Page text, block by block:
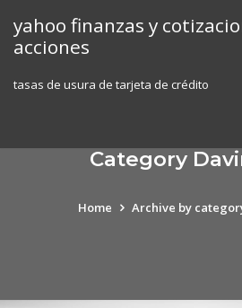
content
yahoo finanzas y
acciones
tasas de usura de tarjeta de crédito
Category
Home Archive by